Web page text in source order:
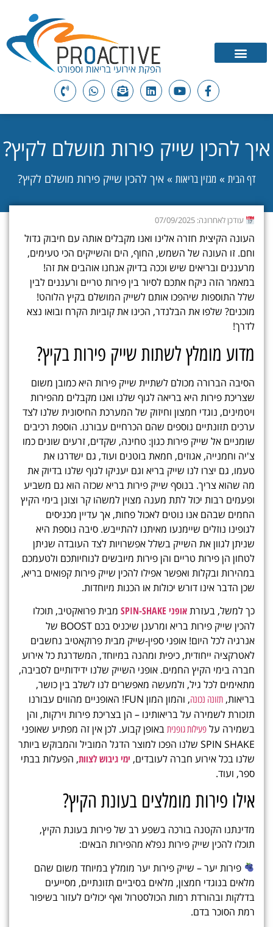
איך להכין שייק פירות מושלם לקיץ?
דף הבית » מגזין בריאות » איך להכין שייק פירות מושלם לקיץ?
עודכן לאחרונה: 07/09/2025
העונה הקיצית חזרה אלינו ואנו מקבלים אותה עם חיבוק גדול
וחם. זו העונה של השמש, החוף, הים והשייקים הכי טעימים,
מרעננים ובריאים שיש וככה בדיוק אנחנו אוהבים את זה!
במאמר הזה ניקח אתכם לסיור בין פירות טריים ורעננים לבין
שלל התוספות שיהפכו אותם לשייק המושלם בקיץ הלוהט!
מוכנים? שלפו את הבלנדר, הכינו את קוביות הקרח ובואו נצא
לדרך!
מדוע מומלץ לשתות שייק פירות בקיץ?
הסיבה הברורה מכולם לשתיית שייק פירות היא כמובן משום
שצריכת פירות היא בריאה לגוף שלנו ואנו מקבלים מהפירות
ויטמינים, נוגדי חמצון וחיזוק של המערכת החיסונית שלנו לצד
ערכים תזונתיים נוספים שהם הכרחיים עבורנו. הוספת רכיבים
שומניים אל שייק פירות כגון: טחינה, שקדים, זרעים שונים כמו
צ'יה וחמנייה, אגוזים, חמאת בוטנים ועוד, גם ישדרגו את
טעמו, גם יצרו לנו שייק בריא וגם יעניקו לגוף שלנו בדיוק את
מה שהוא צריך. בנוסף שייק פירות בריא שכזה הוא גם משביע
ופעמים רבות יכול לתת מענה מצוין למשהו קר וצונן בימי הקיץ
החמים שבהם אנו נוטים לאכול פחות, אך עדיין מכניסים
לגופינו נוזלים שיימנעו מאיתנו להתייבש. סיבה נוספת היא
שניתן לגוון את השייק בשלל אפשרויות לצד העובדה שניתן
לטחון הן פירות טריים והן פירות מיובשים לנוחיותכם ולטעמכם
במהירות ובקלות ואפשר אפילו להכין שייק פירות קפואים בריא,
שכן הדבר אינו דורש יכולות או הכנות מיוחדות.
כך למשל, בעזרתאופני SPIN-SHAKE
מבית פרואקטיב, תוכלו
להכין שייק פירות בריא ומרענן שיכניס בכם BOOST של
אנרגיה לכל היום! אופני ספין-שייק מבית פרוקאטיב נחשבים
לאטרקציה ייחודית, כיפית ומהנה במיוחד, המשדרגת כל אירוע
חברה בימי הקיץ החמים. אופני השייק שלנו ידידותיים לסביבה,
מתאימים לכל גיל, ולמעשה מאפשרים לנו לשלב בין כושר,
בריאות, תזונה נכונה
, והמון המון FUN! האופניים מהווים עבורנו
תזכורת לשמירה על בריאותינו – הן בצריכת פירות וירקות, והן
בשמירה על פעילות גופנית באופן קבוע. לכן אין זה מפתיע שאופני
SPIN SHAKE שלנו הפכו למוצר הדגל המוביל והמבוקש ביותר
שלנו בכל אירוע חברה לעובדים, ימי גיבוש לצוות, הפעלות בבתי
ספר, ועוד.
אילו פירות מומלצים בעונת הקיץ?
מדינתנו הקטנה בורכה בשפע רב של פירות בעונת הקיץ,
תוכלו להכין שייק פירות נפלא מהפירות הבאים:
פירות יער – שייק פירות יער מומלץ במיוחד משום שהם
מלאים בנוגדי חמצון, מלאים בסיביים תזונתיים, מסייעים
בדלקות ובהורדת רמות הכולסטרול ואף יכולים לעזור בשיפור
רמת הסוכר בדם.